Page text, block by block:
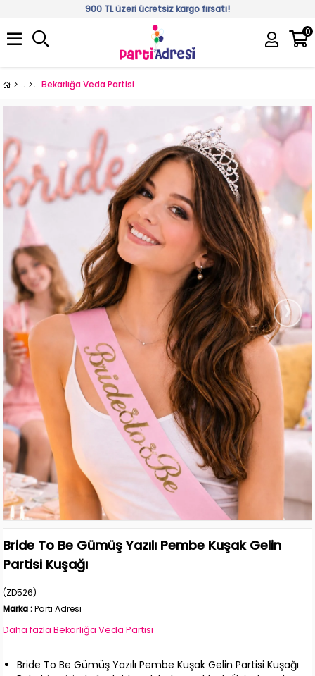
900 TL üzeri ücretsiz kargo fırsatı!
0
Üye Girişi
Bekarlığa Veda Partisi
›
Bride To Be Gümüş Yazılı Pembe Kuşak Gelin
Partisi Kuşağı
(ZD526)
Marka : Parti Adresi
Daha fazlaBekarlığa Veda Partisi
Bride To Be Gümüş Yazılı Pembe Kuşak Gelin Partisi Kuşağı